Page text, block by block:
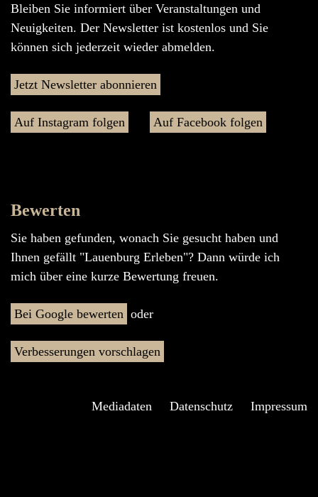
Bleiben Sie informiert über Veranstaltungen und
Neuigkeiten. Der Newsletter ist kostenlos und Sie
können sich jederzeit wieder abmelden.
Jetzt Newsletter abonnieren
Auf Instagram folgen Auf Facebook folgen
Bewerten
Sie haben gefunden, wonach Sie gesucht haben und
Ihnen gefällt "Lauenburg Erleben"? Dann würde ich
mich über eine kurze Bewertung freuen.
Bei Google bewerten oder
Verbesserungen vorschlagen
Mediadaten Datenschutz Impressum